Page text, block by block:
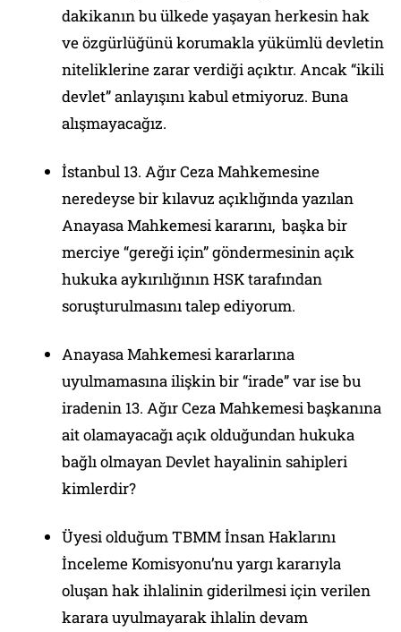
dakikanın bu ülkede yaşayan herkesin hak
ve özgürlüğünü korumakla yükümlü devletin
niteliklerine zarar verdiği açıktır. Ancak “ikili
devlet” anlayışını kabul etmiyoruz. Buna
alışmayacağız.
İstanbul 13. Ağır Ceza Mahkemesine
neredeyse bir kılavuz açıklığında yazılan
Anayasa Mahkemesi kararını, başka bir
merciye “gereği için” göndermesinin açık
hukuka aykırılığının HSK tarafından
soruşturulmasını talep ediyorum.
Anayasa Mahkemesi kararlarına
uyulmamasına ilişkin bir “irade” var ise bu
iradenin 13. Ağır Ceza Mahkemesi başkanına
ait olamayacağı açık olduğundan hukuka
bağlı olmayan Devlet hayalinin sahipleri
kimlerdir?
Üyesi olduğum TBMM İnsan Haklarını
İnceleme Komisyonu’nu yargı kararıyla
oluşan hak ihlalinin giderilmesi için verilen
karara uyulmayarak ihlalin devam